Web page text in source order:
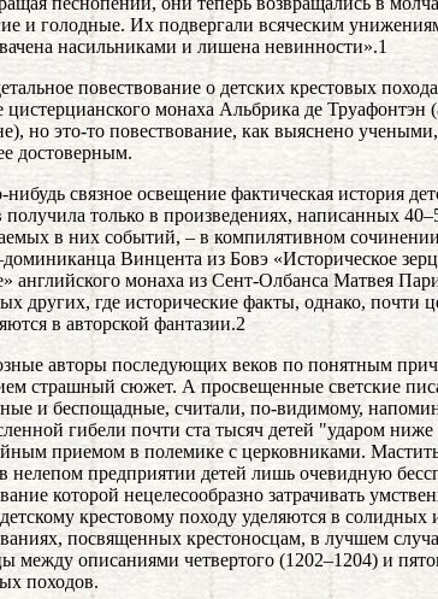
и голодные. Их подвергали всяческим
насильниками и лишена невинности».1
повествование о детских крестовых
цистерцианского монаха Альбрика де Труафонтэн
но это-то повествование, как выяснено учеными,
достоверным.
нибудь связное освещение фактическая история
получила только в произведениях, написанных
в них событий, – в компилятивном
Винцента из Бовэ «Историческое
английского монаха из Сент-Олбанса Матвея
других, где исторические факты, однако, почти
в авторской фантазии.2
авторы последующих веков по понятным
страшный сюжет. А просвещенные светские
и беспощадные, считали, по-видимому,
гибели почти ста тысяч детей "ударом ниже
приемом в полемике с церковниками.
нелепом предприятии детей лишь очевидную
которой нецелесообразно затрачивать
крестовому походу уделяются в солидных
посвященных крестоносцам, в лучшем
между описаниями четвертого (1202–1204) и
походов.